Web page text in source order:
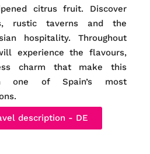
citrus fruit. Discover
rustic taverns and the
hospitality. Throughout
experience the flavours,
charm that make this
one of Spain’s most
description - DE